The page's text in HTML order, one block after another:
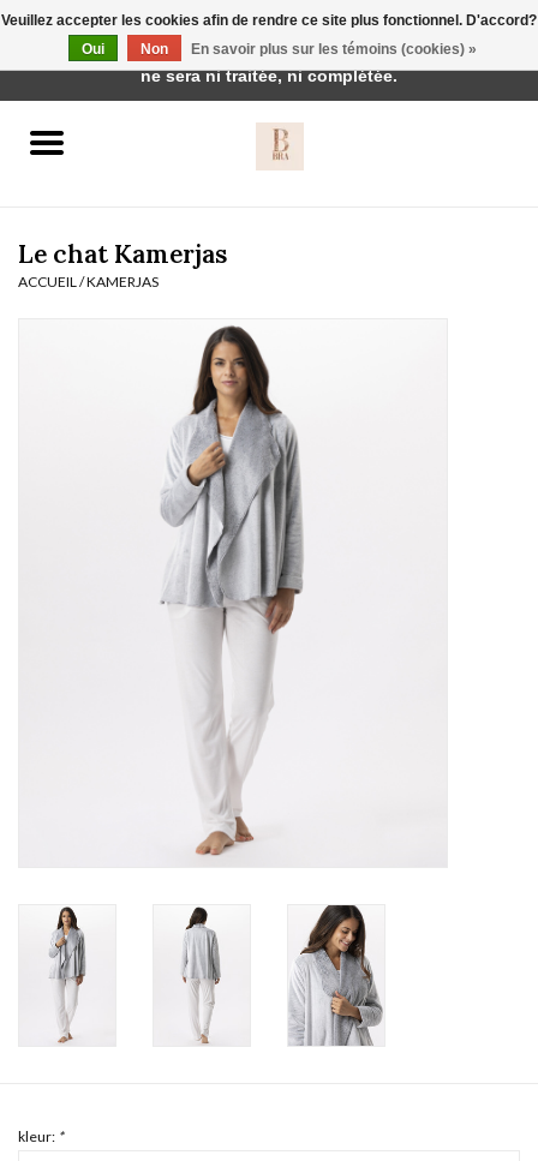
Lingerie-accessoires
Le chat Kamerjas
ACCUEIL /KAMERJAS
kleur: *
Veuillez accepter les cookies afin de rendre ce site plus fonctionnel. D'accord?
Oui
Non En savoir plus sur les témoins (cookies) »
Cette boutique est en construction. Toute commande passée
ne sera ni traitée, ni complétée.